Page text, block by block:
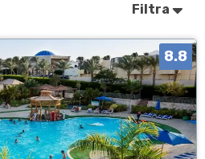
Filtra
8.8